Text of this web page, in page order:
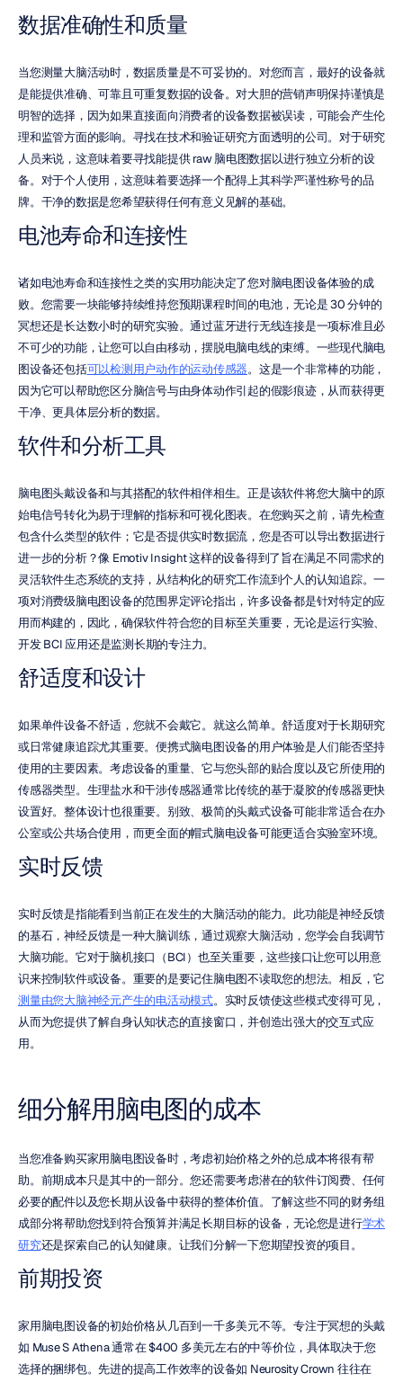
数据准确性和质量
当您测量大脑活动时，数据质量是不可妥协的。对您而言，最好的设备就
是能提供准确、可靠且可重复数据的设备。对大胆的营销声明保持谨慎是
明智的选择，因为如果直接面向消费者的设备数据被误读，可能会产生伦
理和监管方面的影响。寻找在技术和验证研究方面透明的公司。对于研究
人员来说，这意味着要寻找能提供 raw 脑电图数据以进行独立分析的设
备。对于个人使用，这意味着要选择一个配得上其科学严谨性称号的品
牌。干净的数据是您希望获得任何有意义见解的基础。
电池寿命和连接性
诸如电池寿命和连接性之类的实用功能决定了您对脑电图设备体验的成
败。您需要一块能够持续维持您预期课程时间的电池，无论是 30 分钟的
冥想还是长达数小时的研究实验。通过蓝牙进行无线连接是一项标准且必
不可少的功能，让您可以自由移动，摆脱电脑电线的束缚。一些现代脑电
图设备还包括可以检测用户动作的运动传感器。这是一个非常棒的功能，
因为它可以帮助您区分脑信号与由身体动作引起的假影痕迹，从而获得更
干净、更具体层分析的数据。
软件和分析工具
脑电图头戴设备和与其搭配的软件相伴相生。正是该软件将您大脑中的原
始电信号转化为易于理解的指标和可视化图表。在您购买之前，请先检查
包含什么类型的软件；它是否提供实时数据流，您是否可以导出数据进行
进一步的分析？像 Emotiv Insight 这样的设备得到了旨在满足不同需求的
灵活软件生态系统的支持，从结构化的研究工作流到个人的认知追踪。一
项对消费级脑电图设备的范围界定评论指出，许多设备都是针对特定的应
用而构建的，因此，确保软件符合您的目标至关重要，无论是运行实验、
开发 BCI 应用还是监测长期的专注力。
舒适度和设计
如果单件设备不舒适，您就不会戴它。就这么简单。舒适度对于长期研究
或日常健康追踪尤其重要。便携式脑电图设备的用户体验是人们能否坚持
使用的主要因素。考虑设备的重量、它与您头部的贴合度以及它所使用的
传感器类型。生理盐水和干涉传感器通常比传统的基于凝胶的传感器更快
设置好。整体设计也很重要。别致、极简的头戴式设备可能非常适合在办
公室或公共场合使用，而更全面的帽式脑电设备可能更适合实验室环境。
实时反馈
实时反馈是指能看到当前正在发生的大脑活动的能力。此功能是神经反馈
的基石，神经反馈是一种大脑训练，通过观察大脑活动，您学会自我调节
大脑功能。它对于脑机接口（BCI）也至关重要，这些接口让您可以用意
识来控制软件或设备。重要的是要记住脑电图不读取您的想法。相反，它
测量由您大脑神经元产生的电活动模式。实时反馈使这些模式变得可见，
从而为您提供了解自身认知状态的直接窗口，并创造出强大的交互式应
用。
细分解用脑电图的成本
当您准备购买家用脑电图设备时，考虑初始价格之外的总成本将很有帮
助。前期成本只是其中的一部分。您还需要考虑潜在的软件订阅费、任何
必要的配件以及您长期从设备中获得的整体价值。了解这些不同的财务组
成部分将帮助您找到符合预算并满足长期目标的设备，无论您是进行学术
研究还是探索自己的认知健康。让我们分解一下您期望投资的项目。
前期投资
家用脑电图设备的初始价格从几百到一千多美元不等。专注于冥想的头戴
如 Muse S Athena 通常在 $400 多美元左右的中等价位，具体取决于您
选择的捆绑包。先进的提高工作效率的设备如 Neurosity Crown 往往在